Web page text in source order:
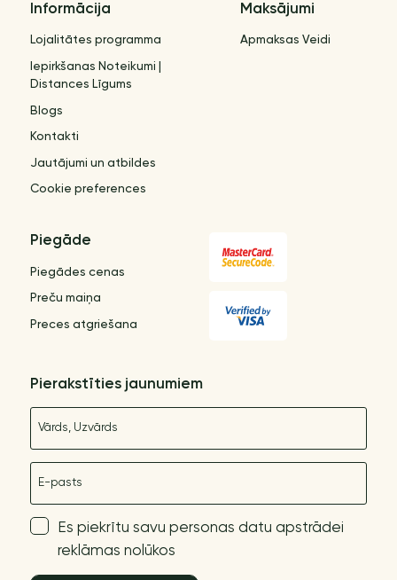
Informācija
Lojalitātes programma
Iepirkšanas Noteikumi |
Distances Līgums
Blogs
Kontakti
Jautājumi un atbildes
Cookie preferences
Maksājumi
Apmaksas Veidi
Piegāde
Piegādes cenas
Preču maiņa
Preces atgriešana
Pierakstīties jaunumiem
Es piekrītu savu personas datu apstrādei
reklāmas nolūkos